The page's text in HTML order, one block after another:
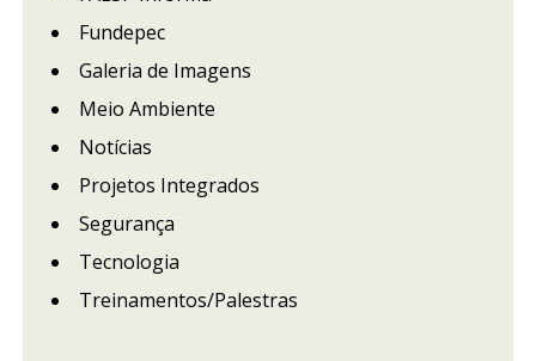
Fundepec
Galeria de Imagens
Meio Ambiente
Notícias
Projetos Integrados
Segurança
Tecnologia
Treinamentos/Palestras